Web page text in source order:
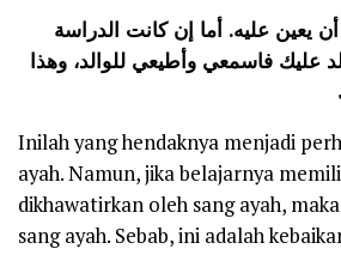
أن يعين عليه. أما إن كانت الدراسة
عليك فاسمعي وأطيعي للوالد، وهذا
Inilah yang hendaknya menjadi
ayah. Namun, jika belajarnya
dikhawatirkan oleh sang ayah,
sang ayah. Sebab, ini adalah